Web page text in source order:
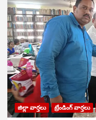
జిల్లా వార్తలు ట్రేండింగ్ వార్తలు